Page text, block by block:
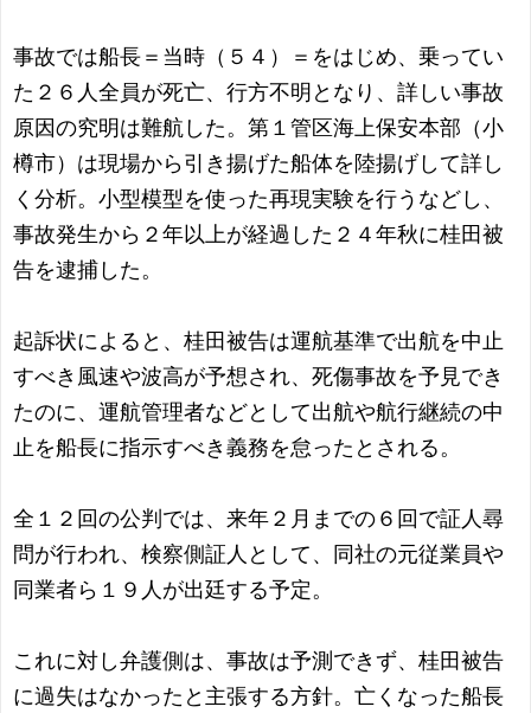
事故では船長＝当時（５４）＝をはじめ、乗ってい
た２６人全員が死亡、行方不明となり、詳しい事故
原因の究明は難航した。第１管区海上保安本部（小
樽市）は現場から引き揚げた船体を陸揚げして詳し
く分析。小型模型を使った再現実験を行うなどし、
事故発生から２年以上が経過した２４年秋に桂田被
告を逮捕した。
起訴状によると、桂田被告は運航基準で出航を中止
すべき風速や波高が予想され、死傷事故を予見でき
たのに、運航管理者などとして出航や航行継続の中
止を船長に指示すべき義務を怠ったとされる。
全１２回の公判では、来年２月までの６回で証人尋
問が行われ、検察側証人として、同社の元従業員や
同業者ら１９人が出廷する予定。
これに対し弁護側は、事故は予測できず、桂田被告
に過失はなかったと主張する方針。亡くなった船長